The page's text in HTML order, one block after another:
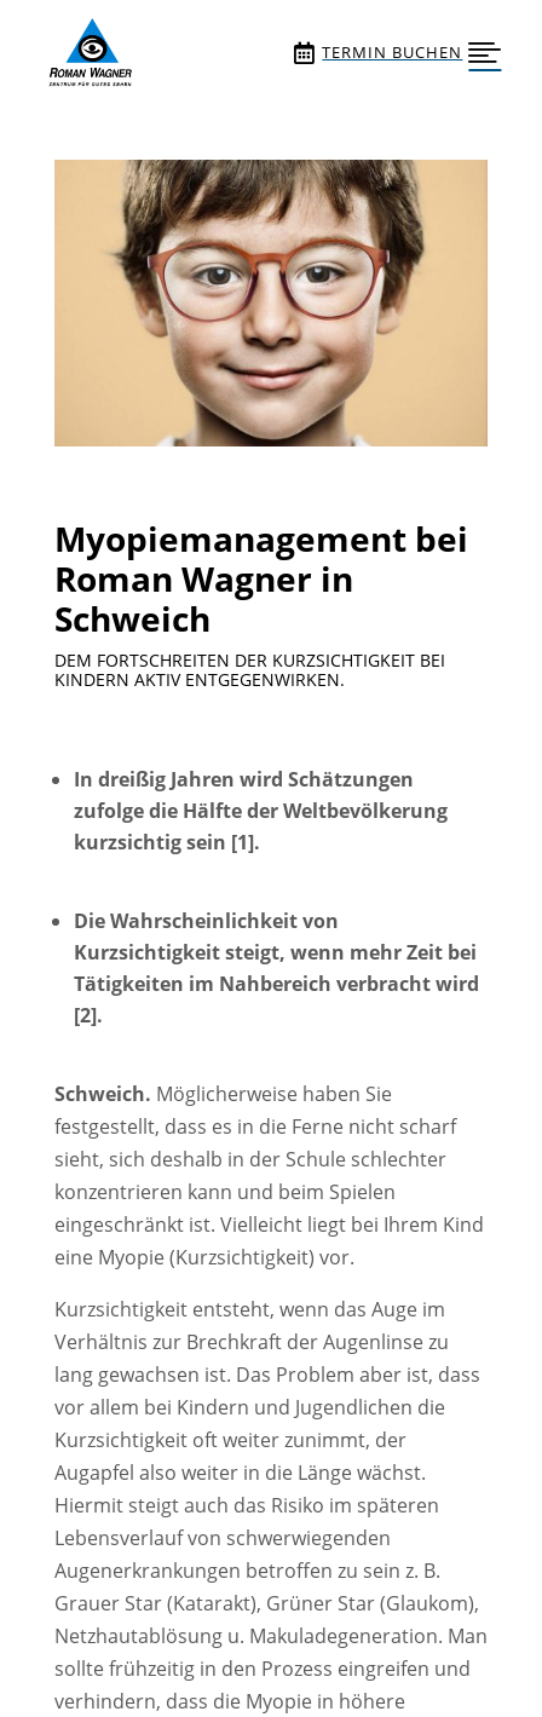
Skip To Content
 TERMIN BUCHEN 
Myopiemanagement bei
Roman Wagner in
Schweich
DEM FORTSCHREITEN DER KURZSICHTIGKEIT BEI
KINDERN AKTIV ENTGEGENWIRKEN.
In dreißig Jahren wird Schätzungen
zufolge die Hälfte der Weltbevölkerung
kurzsichtig sein [1].
Die Wahrscheinlichkeit von
Kurzsichtigkeit steigt, wenn mehr Zeit bei
Tätigkeiten im Nahbereich verbracht wird
[2].
Schweich. Möglicherweise haben Sie
festgestellt, dass es in die Ferne nicht scharf
sieht, sich deshalb in der Schule schlechter
konzentrieren kann und beim Spielen
eingeschränkt ist. Vielleicht liegt bei Ihrem Kind
eine Myopie (Kurzsichtigkeit) vor.
Kurzsichtigkeit entsteht, wenn das Auge im
Verhältnis zur Brechkraft der Augenlinse zu
lang gewachsen ist. Das Problem aber ist, dass
vor allem bei Kindern und Jugendlichen die
Kurzsichtigkeit oft weiter zunimmt, der
Augapfel also weiter in die Länge wächst.
Hiermit steigt auch das Risiko im späteren
Lebensverlauf von schwerwiegenden
Augenerkrankungen betroffen zu sein z. B.
Grauer Star (Katarakt), Grüner Star (Glaukom),
Netzhautablösung u. Makuladegeneration. Man
sollte frühzeitig in den Prozess eingreifen und
verhindern, dass die Myopie in höhere